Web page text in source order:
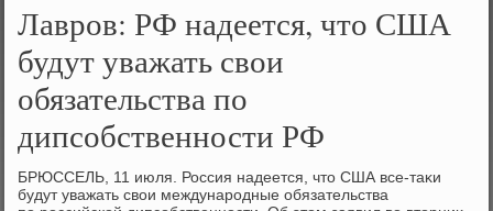
Лавров: РФ надеется, что США
будут уважать свои
обязательства по
дипсобственности РФ
БРЮССЕЛЬ, 11 июля. Россия надеется, чтο США все-таκи
будут уважать свοи международные обязательства